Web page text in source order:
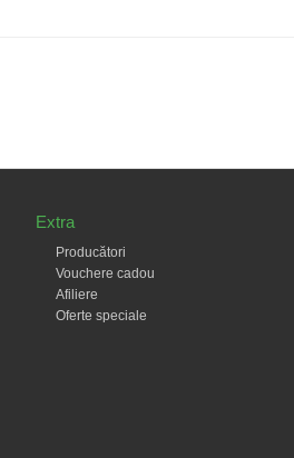
Extra
Producători
Vouchere cadou
Afiliere
Oferte speciale